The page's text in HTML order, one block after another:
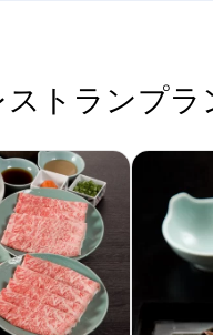
トランプラ